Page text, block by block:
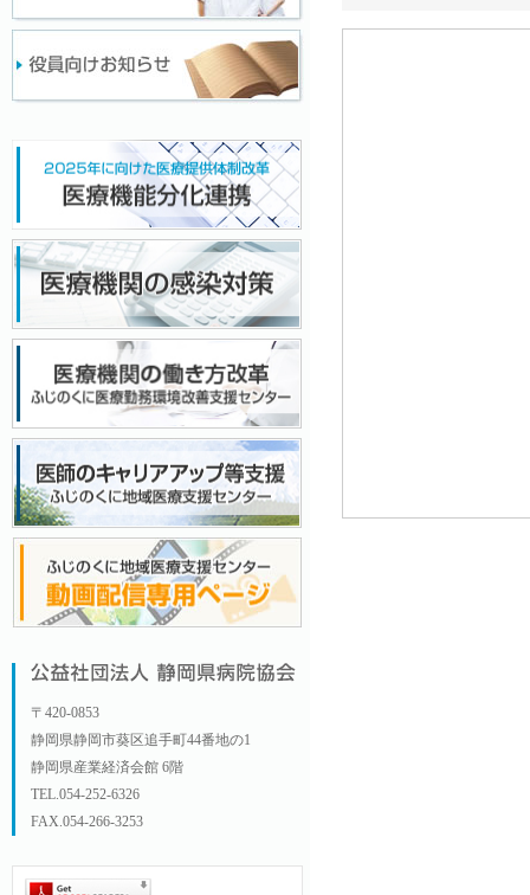
〒420-0853
静岡県静岡市葵区追手町44番地の1
静岡県産業経済会館 6階
TEL.054-252-6326
FAX.054-266-3253